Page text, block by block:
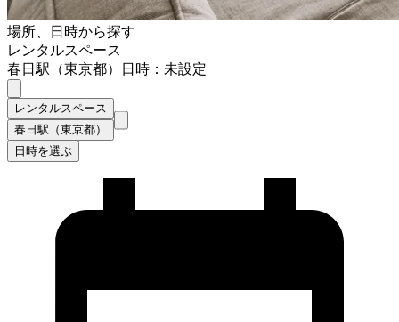
場所、日時から探す
レンタルスペース
春日駅（東京都）
日時：未設定
レンタルスペース
春日駅（東京都）
日時を選ぶ